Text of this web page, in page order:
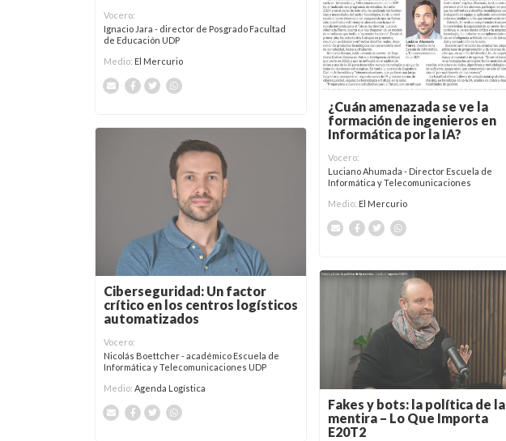
Vocero:
Ignacio Jara - director de Posgrado Facultad
de Educación UDP
Medio: El Mercurio
¿Cuán amenazada se ve la
formación de ingenieros en
Informática por la IA?
Vocero:
Luciano Ahumada - Director Escuela de
Informática y Telecomunicaciones
Medio: El Mercurio
Ciberseguridad: Un factor
crítico en los centros logísticos
automatizados
Vocero:
Nicolás Boettcher - académico Escuela de
Informática y Telecomunicaciones UDP
Medio: Agenda Logística
Fakes y bots: la política de la
mentira – Lo Que Importa
E20T2